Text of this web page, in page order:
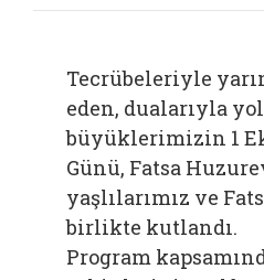
Tecrübeleriyle
eden, dualarıyla
büyüklerimizin 1
Günü, Fatsa
yaşlılarımız ve
birlikte kutlandı.
Program